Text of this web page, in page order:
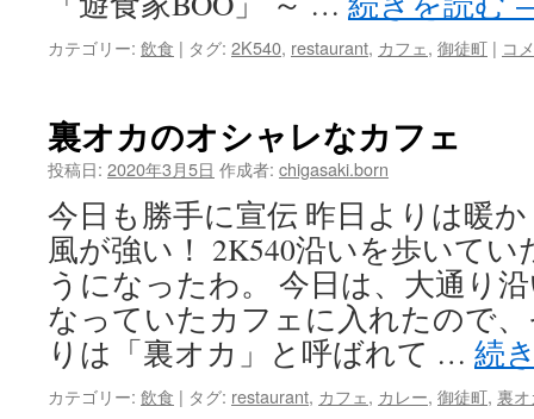
カテゴリー: 飲食 | タグ: 2K540, restaurant, カフェ, 御徒町 | コ
裏オカのオシャレなカフェ
投稿日: 2020年3月5日 作成者: chigasaki.born
今日も勝手に宣伝 昨日よりは暖
風が強い！ 2K540沿いを歩いて
うになったわ。 今日は、大通り
なっていたカフェに入れたので
りは「裏オカ」と呼ばれて … 続
カテゴリー: 飲食 | タグ: restaurant, カフェ, カレー, 御徒町, 裏